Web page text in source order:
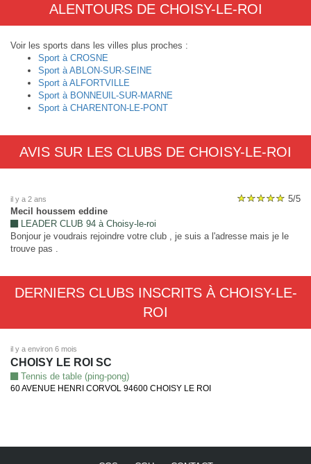
ALENTOURS DE CHOISY-LE-ROI
Voir les sports dans les villes plus proches :
Sport à CROSNE
Sport à ABLON-SUR-SEINE
Sport à ALFORTVILLE
Sport à BONNEUIL-SUR-MARNE
Sport à CHARENTON-LE-PONT
AVIS SUR LES CLUBS DE CHOISY-LE-ROI
il y a 2 ans
5/5
Mecil houssem eddine
LEADER CLUB 94 à Choisy-le-roi
Bonjour je voudrais rejoindre votre club , je suis a l'adresse mais je le
trouve pas .
DERNIERS CLUBS INSCRITS À CHOISY-LE-
ROI
il y a environ 6 mois
CHOISY LE ROI SC
Tennis de table (ping-pong)
60 AVENUE HENRI CORVOL 94600 CHOISY LE ROI